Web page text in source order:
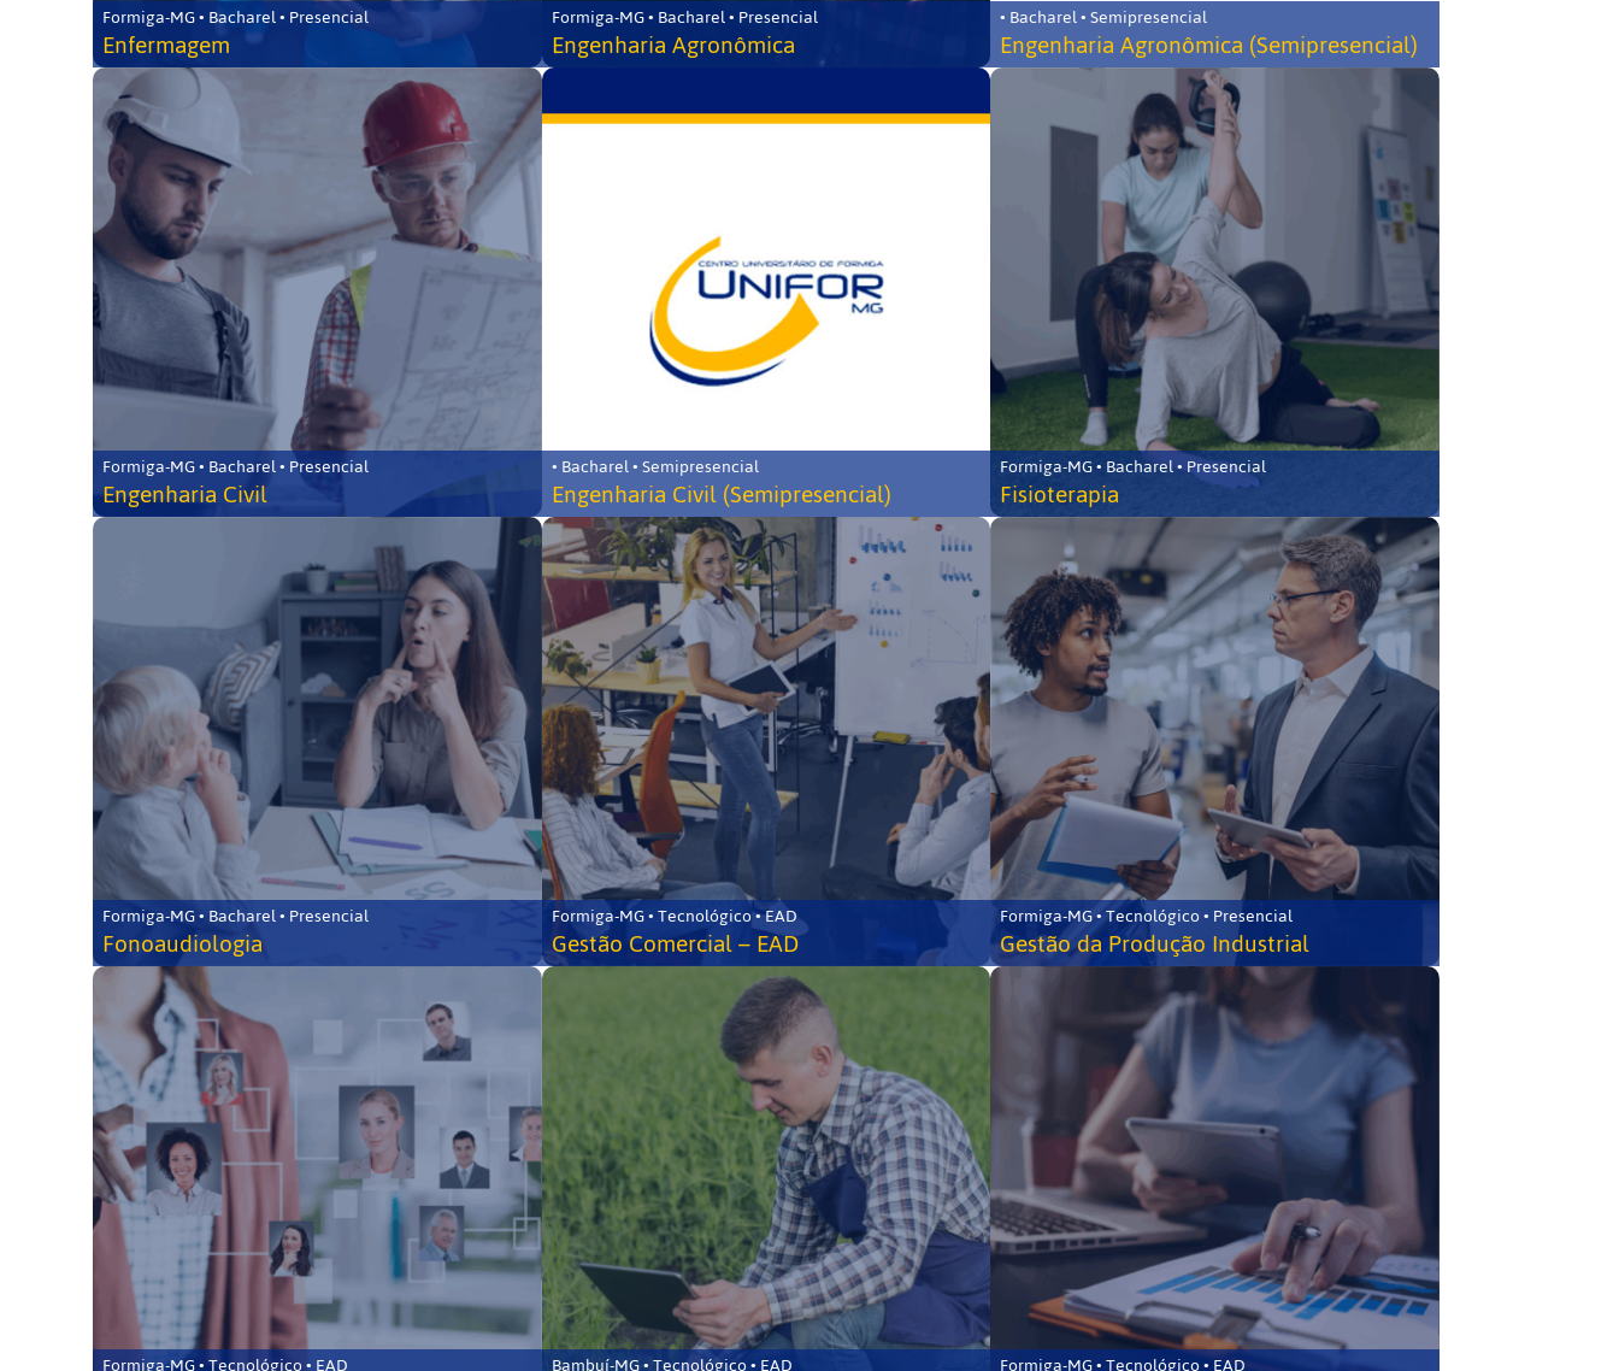
Formiga-MG • Bacharel • Presencial
Enfermagem
Formiga-MG • Bacharel • Presencial
Engenharia Agronômica
• Bacharel • Semipresencial
Engenharia Agronômica (Semipresencial)
Formiga-MG • Bacharel • Presencial
Engenharia Civil
• Bacharel • Semipresencial
Engenharia Civil (Semipresencial)
Formiga-MG • Bacharel • Presencial
Fisioterapia
Formiga-MG • Bacharel • Presencial
Fonoaudiologia
Formiga-MG • Tecnológico • EAD
Gestão Comercial – EAD
Formiga-MG • Tecnológico • Presencial
Gestão da Produção Industrial